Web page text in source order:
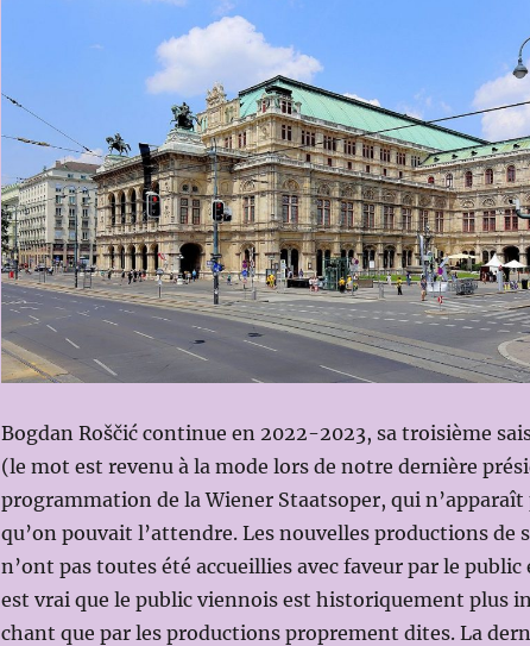
Bogdan Roščić continue en 2022-2023, sa troisième
(le mot est revenu à la mode lors de notre dernière
programmation de la Wiener Staatsoper, qui n’apparaît
qu’on pouvait l’attendre. Les nouvelles productions de
n’ont pas toutes été accueillies avec faveur par le
est vrai que le public viennois est historiquement plus
chant que par les productions proprement dites. La